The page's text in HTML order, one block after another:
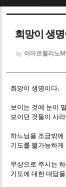
희망이 생
by 이마르첼리노M
희망이 생명이다.
보이는 것에 눈이
보이던 것들이 사
하느님을 조금밖
기도를 불가능하
무상으로 주시는
기도에 대한 대답